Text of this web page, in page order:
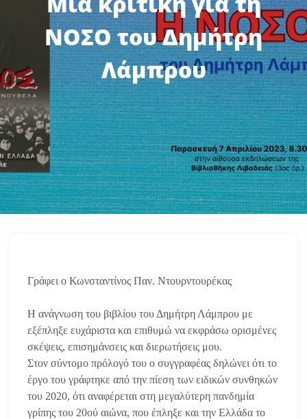
ΝΟΣΟ του Δημήτρη
Λάμπρου
Γράφει ο Κωνσταντίνος Παν. Ντουρντουρέκας
Η ανάγνωση του βιβλίου του Δημήτρη Λάμπρου με
εξέπληξε ευχάριστα και επιθυμώ να εκφράσω ορισμένες
σκέψεις, επισημάνσεις και διερωτήσεις μου.
Στον σύντομο πρόλογό του ο συγγραφέας δηλώνει ότι το
έργο του γράφτηκε από την πίεση των ειδικών συνθηκών
του 2020, ότι αναφέρεται στη μεγαλύτερη πανδημία
γρίπης του 20ού αιώνα, που έπληξε και την Ελλάδα το